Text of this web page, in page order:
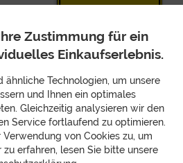
Zustimmung für ein
Einkaufserlebnis.
ähnliche Technologien, um unsere
und Ihnen ein optimales
Gleichzeitig analysieren wir den
Service fortlaufend zu optimieren.
von Cookies zu, um
erfahren, lesen Sie bitte unsere